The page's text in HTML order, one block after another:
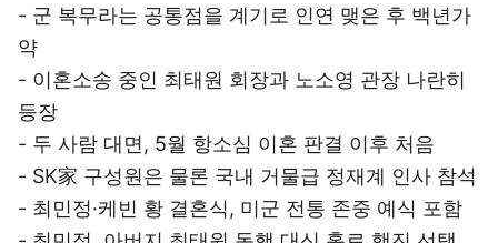
- 군 복무라는 공통점을 계기로 인연 맺은 후 백년가
약
- 이혼소송 중인 최태원 회장과 노소영 관장 나란히
등장
- 두 사람 대면, 5월 항소심 이혼 판결 이후 처음
- SK家 구성원은 물론 국내 거물급 정재계 인사 참석
- 최민정·케빈 황 결혼식, 미군 전통 존중 예식 포함